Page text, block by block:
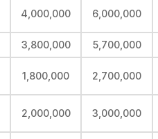
4,000,000 6,000,000
3,800,000 5,700,000
1,800,000 2,700,000
2,000,000 3,000,000